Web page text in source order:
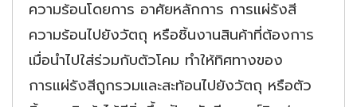
ความร้อนโดยการ อาศัยหลักการ การแผ่รังสี
ความร้อนไปยังวัตถุ หรือชิ้นงานสินค้าที่ต้องการ
เมื่อนำไปใส่ร่วมกับตัวโคม ทำให้ทิศทางของ
การแผ่รังสีถูกรวมและสะท้อนไปยังวัตถุ หรือตัว